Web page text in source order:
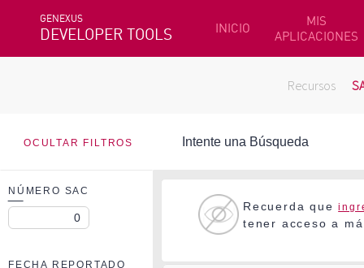
GENEXUS
DEVELOPER TOOLS INICIO
MIS
APLICACIONES
Recursos